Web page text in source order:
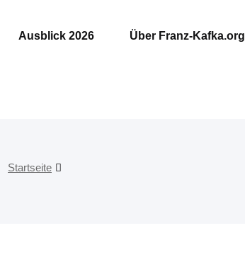
Ausblick 2026 Über Franz-Kafka.org
Startseite